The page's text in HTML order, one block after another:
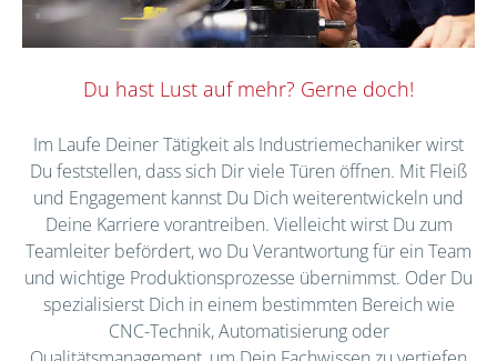
Du hast Lust auf mehr? Gerne doch!
Im Laufe Deiner Tätigkeit als Industriemechaniker wirst
Du feststellen, dass sich Dir viele Türen öffnen. Mit Fleiß
und Engagement kannst Du Dich weiterentwickeln und
Deine Karriere vorantreiben. Vielleicht wirst Du zum
Teamleiter befördert, wo Du Verantwortung für ein Team
und wichtige Produktionsprozesse übernimmst. Oder Du
spezialisierst Dich in einem bestimmten Bereich wie
CNC-Technik, Automatisierung oder